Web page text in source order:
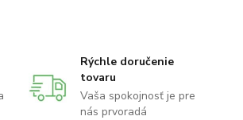
Rýchle doručenie
tovaru
Vaša spokojnosť je pre
nás prvoradá